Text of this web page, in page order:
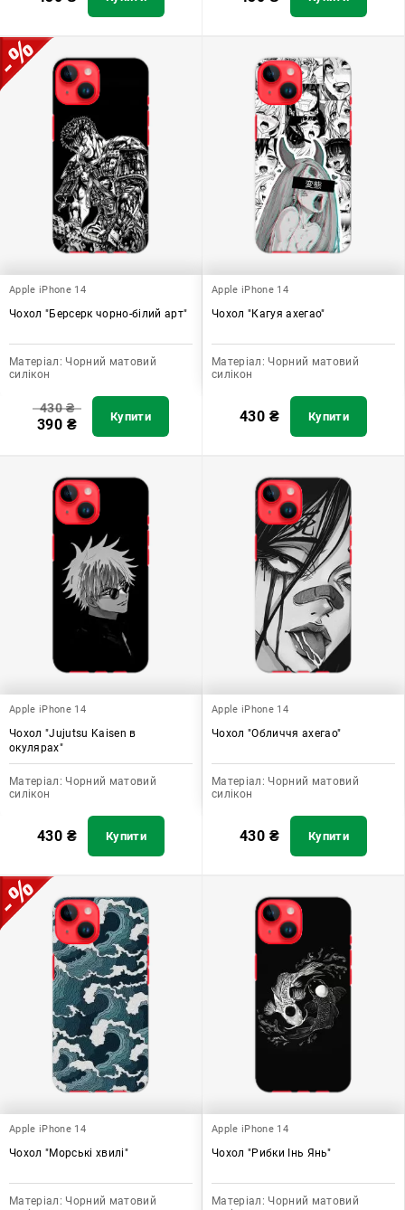
Apple iPhone 14
Чохол "Берсерк чорно-білий арт"
Матеріал: Чорний матовий
силікон
430₴
390 ₴ Купити
Apple iPhone 14
Чохол "Кагуя ахегао"
Матеріал: Чорний матовий
силікон
430 ₴ Купити
Apple iPhone 14
Чохол "Jujutsu Kaisen в
окулярах"
Матеріал: Чорний матовий
силікон
430 ₴ Купити
Apple iPhone 14
Чохол "Обличчя ахегао"
Матеріал: Чорний матовий
силікон
430 ₴ Купити
Apple iPhone 14
Чохол "Морські хвилі"
Матеріал: Чорний матовий
Apple iPhone 14
Чохол "Рибки Інь Янь"
Матеріал: Чорний матовий